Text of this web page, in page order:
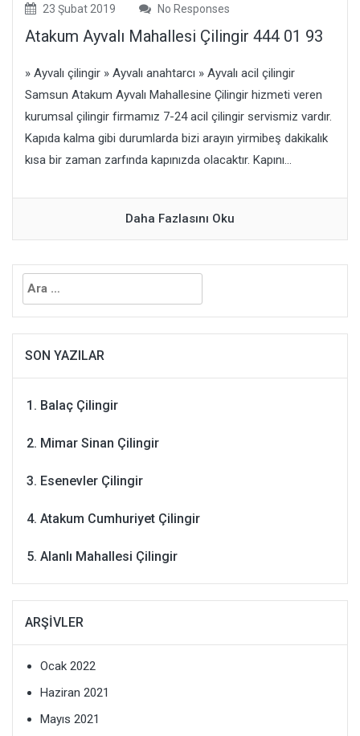
23 Şubat 2019 No Responses
Atakum Ayvalı Mahallesi Çilingir 444 01 93
» Ayvalı çilingir » Ayvalı anahtarcı » Ayvalı acil çilingir
Samsun Atakum Ayvalı Mahallesine Çilingir hizmeti veren
kurumsal çilingir firmamız 7-24 acil çilingir servismiz vardır.
Kapıda kalma gibi durumlarda bizi arayın yirmibeş dakikalık
kısa bir zaman zarfında kapınızda olacaktır. Kapını...
Daha Fazlasını Oku
Arama:
SON YAZILAR
Balaç Çilingir
Mimar Sinan Çilingir
Esenevler Çilingir
Atakum Cumhuriyet Çilingir
Alanlı Mahallesi Çilingir
ARŞIVLER
Ocak 2022
Haziran 2021
Mayıs 2021